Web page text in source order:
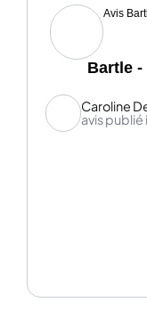
Avis
Bartle -
Caroline
avis publié